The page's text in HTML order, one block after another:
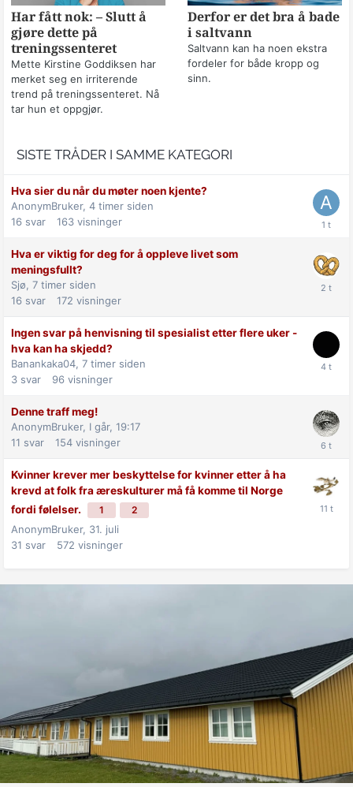
Har fått nok: – Slutt å
gjøre dette på
treningssenteret
Mette Kirstine Goddiksen har
merket seg en irriterende
trend på treningssenteret. Nå
tar hun et oppgjør.
Derfor er det bra å bade
i saltvann
Saltvann kan ha noen ekstra
fordeler for både kropp og
sinn.
SISTE TRÅDER I SAMME KATEGORI
Hva sier du når du møter noen kjente?
AnonymBruker, 4 timer siden
16 svar 163 visninger
Hva er viktig for deg for å oppleve livet som
meningsfullt?
Sjø, 7 timer siden
16 svar 172 visninger
Ingen svar på henvisning til spesialist etter flere uker -
hva kan ha skjedd?
Banankaka04, 7 timer siden
3 svar 96 visninger
Denne traff meg!
AnonymBruker, I går, 19:17
11 svar 154 visninger
Kvinner krever mer beskyttelse for kvinner etter å ha
krevd at folk fra æreskulturer må få komme til Norge
fordi følelser.
1 2
AnonymBruker, 31. juli
31 svar 572 visninger